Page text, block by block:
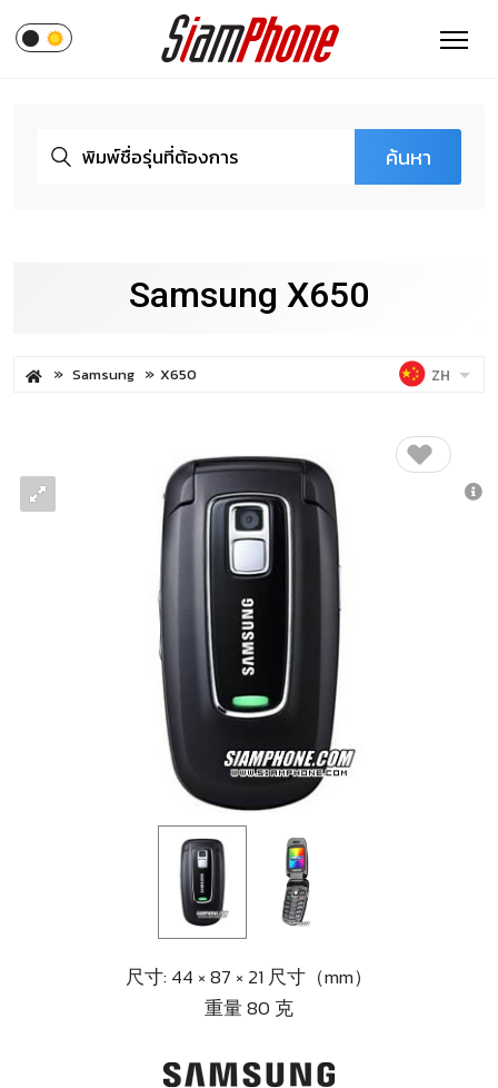
ค้นหา
Samsung X650
Samsung X650 ZH
尺寸: 44 × 87 × 21 尺寸（mm）
重量 80 克